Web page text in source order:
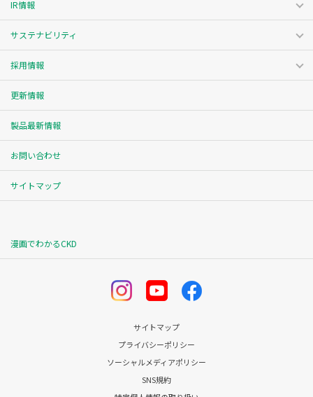
IR情報
サステナビリティ
採用情報
更新情報
製品最新情報
お問い合わせ
サイトマップ
漫画でわかるCKD
サイトマップ
プライバシーポリシー
ソーシャルメディアポリシー
SNS規約